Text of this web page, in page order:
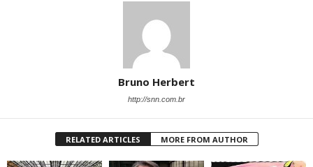
Bruno Herbert
http://snn.com.br
RELATED ARTICLES MORE FROM AUTHOR